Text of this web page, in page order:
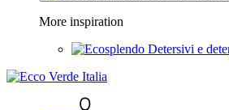
More inspiration
Detersivi e